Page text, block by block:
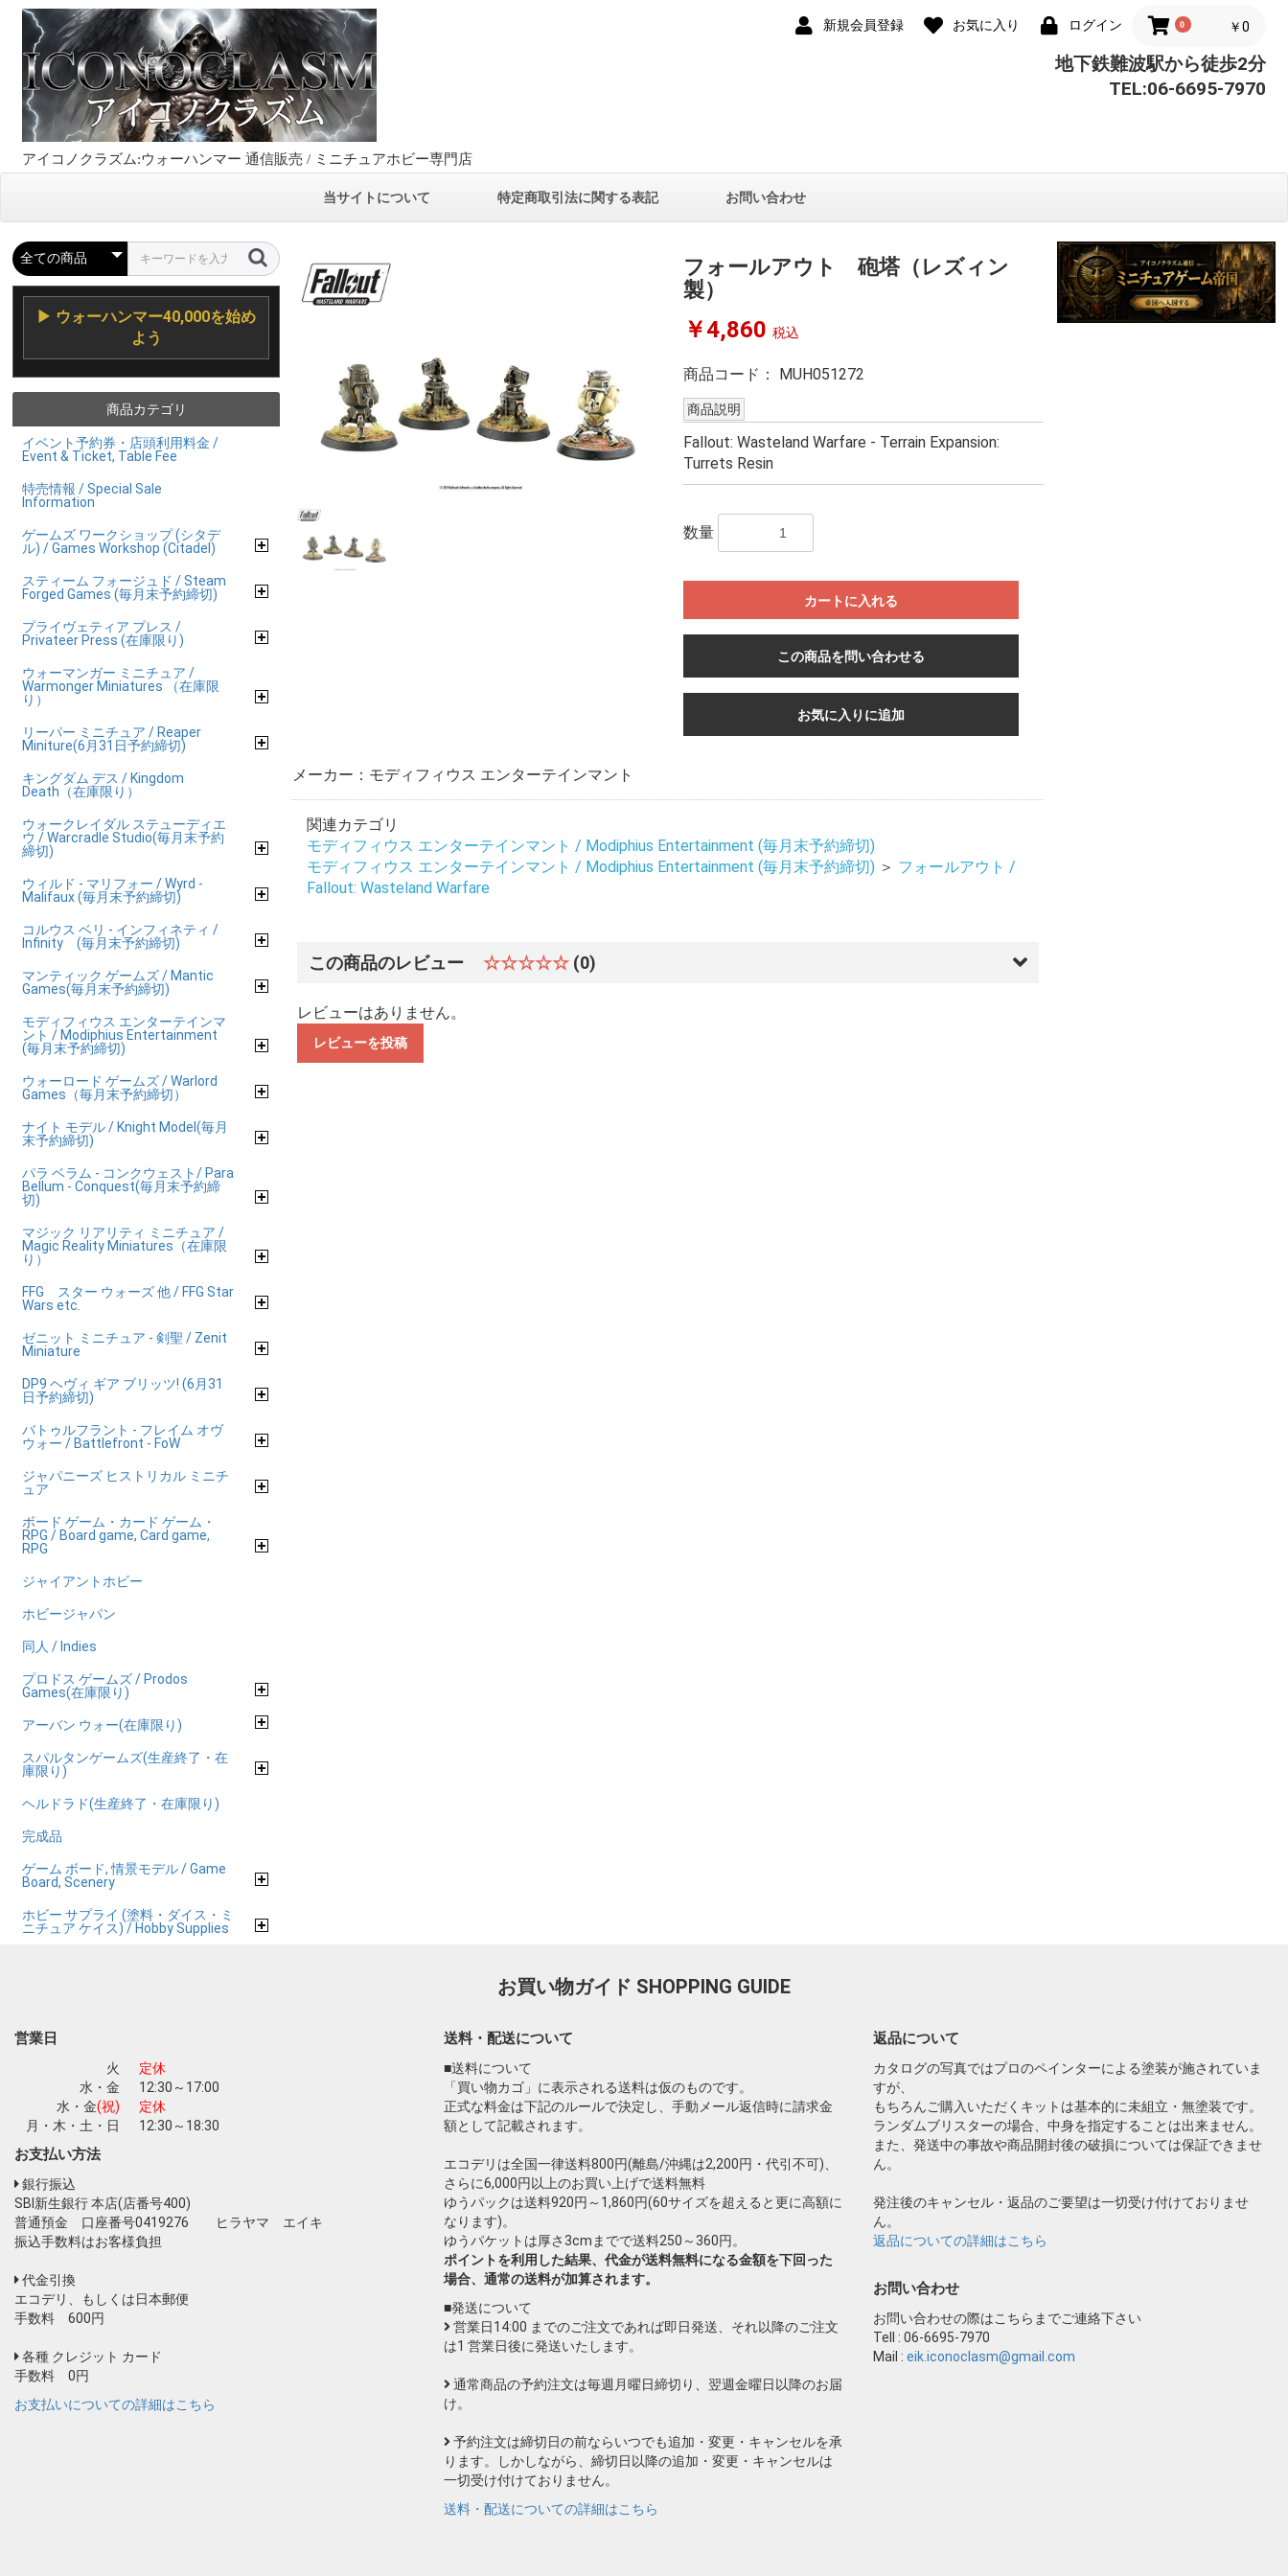
新規会員登録 お気に入り ログイン 0 ￥0
アイコノクラズム:ウォーハンマー 通信販売 / ミニチュアホビー専門店
地下鉄難波駅から徒歩2分
TEL:06-6695-7970
当サイトについて 特定商取引法に関する表記 お問い合わせ
▶ ウォーハンマー40,000を始め
よう
商品カテゴリ
イベント予約券・店頭利用料金 /
Event & Ticket, Table Fee
特売情報 / Special Sale
Information
ゲームズ ワークショップ (シタデ
ル) / Games Workshop (Citadel)
スティーム フォージュド / Steam
Forged Games (毎月末予約締切)
プライヴェティア プレス /
Privateer Press (在庫限り)
ウォーマンガー ミニチュア /
Warmonger Miniatures （在庫限
り）
リーパー ミニチュア / Reaper
Miniture(6月31日予約締切)
キングダム デス / Kingdom
Death（在庫限り）
ウォークレイダル ステューディエ
ウ / Warcradle Studio(毎月末予約
締切)
ウィルド - マリフォー / Wyrd -
Malifaux (毎月末予約締切)
コルウス ベリ - インフィネティ /
Infinity (毎月末予約締切)
マンティック ゲームズ / Mantic
Games(毎月末予約締切)
モディフィウス エンターテインマ
ント / Modiphius Entertainment
(毎月末予約締切)
ウォーロード ゲームズ / Warlord
Games（毎月末予約締切）
ナイト モデル / Knight Model(毎月
末予約締切)
パラ ベラム - コンクウェスト/ Para
Bellum - Conquest(毎月末予約締
切)
マジック リアリティ ミニチュア /
Magic Reality Miniatures（在庫限
り）
FFG スター ウォーズ 他 / FFG Star
Wars etc.
ゼニット ミニチュア - 剣聖 / Zenit
Miniature
DP9 ヘヴィ ギア ブリッツ! (6月31
日予約締切)
バトゥルフラント - フレイム オヴ
ウォー / Battlefront - FoW
ジャパニーズ ヒストリカル ミニチ
ュア
ボード ゲーム・カード ゲーム・
RPG / Board game, Card game,
RPG
ジャイアントホビー
ホビージャパン
同人 / Indies
プロドス ゲームズ / Prodos
Games(在庫限り)
アーバン ウォー(在庫限り)
スパルタンゲームズ(生産終了・在
庫限り)
ヘルドラド(生産終了・在庫限り)
完成品
ゲーム ボード, 情景モデル / Game
Board, Scenery
ホビー サプライ (塗料・ダイス・ミ
ニチュア ケイス) / Hobby Supplies
フォールアウト 砲塔（レズィン
製）
￥4,860 税込
商品コード： MUH051272
商品説明
Fallout: Wasteland Warfare - Terrain Expansion:
Turrets Resin
数量
カートに入れる
この商品を問い合わせる
お気に入りに追加
メーカー：モディフィウス エンターテインマント
関連カテゴリ
モディフィウス エンターテインマント / Modiphius Entertainment (毎月末予約締切)
モディフィウス エンターテインマント / Modiphius Entertainment (毎月末予約締切) ＞ フォールアウト /
Fallout: Wasteland Warfare
この商品のレビュー ☆☆☆☆☆ (0)
レビューはありません。
レビューを投稿
お買い物ガイド SHOPPING GUIDE
営業日
火
定休
水・金
12:30～17:00
水・金(祝)
定休
月・木・土・日
12:30～18:30
お支払い方法
銀行振込
SBI新生銀行 本店(店番号400)
普通預金 口座番号0419276 ヒラヤマ エイキ
振込手数料はお客様負担
代金引換
エコデリ、もしくは日本郵便
手数料 600円
各種 クレジット カード
手数料 0円
お支払いについての詳細はこちら
送料・配送について
■送料について
「買い物カゴ」に表示される送料は仮のものです。
正式な料金は下記のルールで決定し、手動メール返信時に請求金
額として記載されます。
エコデリは全国一律送料800円(離島/沖縄は2,200円・代引不可)、
さらに6,000円以上のお買い上げで送料無料
ゆうパックは送料920円～1,860円(60サイズを超えると更に高額に
なります)。
ゆうパケットは厚さ3cmまでで送料250～360円。
ポイントを利用した結果、代金が送料無料になる金額を下回った
場合、通常の送料が加算されます。
■発送について
営業日14:00 までのご注文であれば即日発送、それ以降のご注文
は1 営業日後に発送いたします。
通常商品の予約注文は毎週月曜日締切り、翌週金曜日以降のお届
け。
予約注文は締切日の前ならいつでも追加・変更・キャンセルを承
ります。しかしながら、締切日以降の追加・変更・キャンセルは
一切受け付けておりません。
送料・配送についての詳細はこちら
返品について
カタログの写真ではプロのペインターによる塗装が施されていま
すが、
もちろんご購入いただくキットは基本的に未組立・無塗装です。
ランダムブリスターの場合、中身を指定することは出来ません。
また、発送中の事故や商品開封後の破損については保証できませ
ん。
発注後のキャンセル・返品のご要望は一切受け付けておりませ
ん。
返品についての詳細はこちら
お問い合わせ
お問い合わせの際はこちらまでご連絡下さい
Tell : 06-6695-7970
Mail : eik.iconoclasm@gmail.com